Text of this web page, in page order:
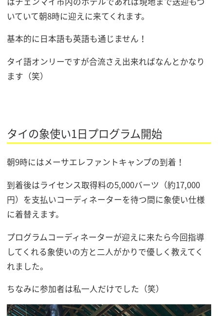
いていて朝8時に迎えに来てくれます。
基本的に日本語も英語も通じません！
タイ語オンリーですが合流さえ出来ればなんとかなり
ます（笑）
タイの象使い1日プログラム開始
朝9時にはメーサエレファントキャンプの到着！
到着後はライセンス取得料の5,000バーツ（約17,000
円）を支払いコーディネーターを待つ間に象使い仕様
に着替えます。
プログラムコーディネーターが迎えに来たら今回指導
してくれる象使いの方と二人がかりで優しく教えてく
れました。
ちなみに参加者は私一人だけでした（笑）